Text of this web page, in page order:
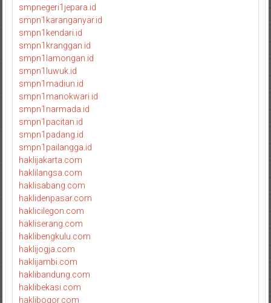
smpnegeri1jepara.id
smpn1karanganyar.id
smpn1kendari.id
smpn1kranggan.id
smpn1lamongan.id
smpn1luwuk.id
smpn1madiun.id
smpn1manokwari.id
smpn1narmada.id
smpn1pacitan.id
smpn1padang.id
smpn1pailangga.id
haklijakarta.com
haklilangsa.com
haklisabang.com
haklidenpasar.com
haklicilegon.com
hakliserang.com
haklibengkulu.com
haklijogja.com
haklijambi.com
haklibandung.com
haklibekasi.com
haklibogor.com